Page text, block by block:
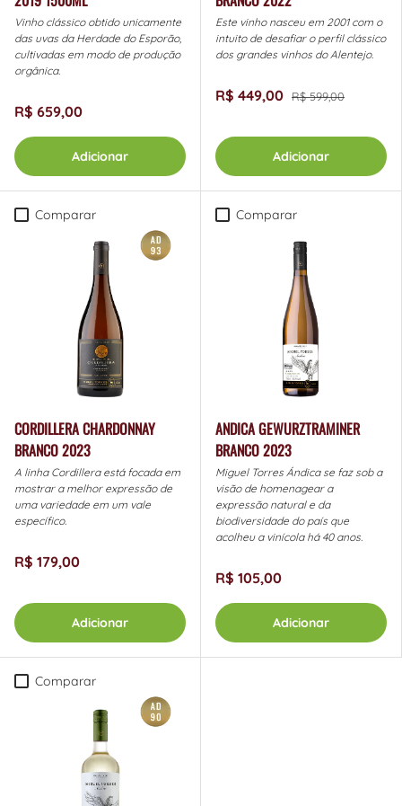
Vinho clássico obtido unicamente
das uvas da Herdade do Esporão,
cultivadas em modo de produção
orgânica.
R$ 659,00
Adicionar
Este vinho nasceu em 2001 com o
intuito de desafiar o perfil clássico
dos grandes vinhos do Alentejo.
R$ 449,00 R$ 599,00
Adicionar
Comparar
CORDILLERA CHARDONNAY
BRANCO 2023
A linha Cordillera está focada em
mostrar a melhor expressão de
uma variedade em um vale
específico.
R$ 179,00
Adicionar
Comparar
ANDICA GEWURZTRAMINER
BRANCO 2023
Miguel Torres Ándica se faz sob a
visão de homenagear a
expressão natural e da
biodiversidade do país que
acolheu a vinícola há 40 anos.
R$ 105,00
Adicionar
Comparar